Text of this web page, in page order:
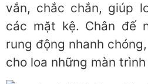
vắn, chắc chắn, giúp
các mặt kệ. Chân đế
rung động nhanh
cho loa những màn